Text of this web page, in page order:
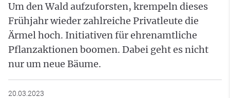
Um den Wald aufzuforsten, krempeln dieses
Frühjahr wieder zahlreiche Privatleute die
Ärmel hoch. Initiativen für ehrenamtliche
Pflanzaktionen boomen. Dabei geht es nicht
nur um neue Bäume.
20.03.2023